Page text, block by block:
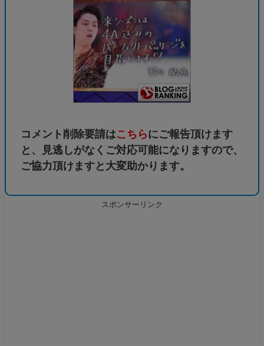
コメント削除要請はこちら にご報告頂けます
と、見逃しがなくご対応可能になりますので、
ご協力頂けますと大変助かります。
スポンサーリンク